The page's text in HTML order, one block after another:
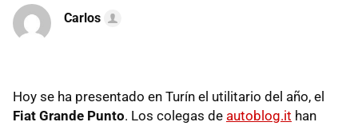
Carlos
Hoy se ha presentado en Turín el utilitario del año, el
Fiat Grande Punto. Los colegas de autoblog.it han